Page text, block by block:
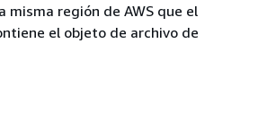
misma región de AWS que el
el objeto de archivo de